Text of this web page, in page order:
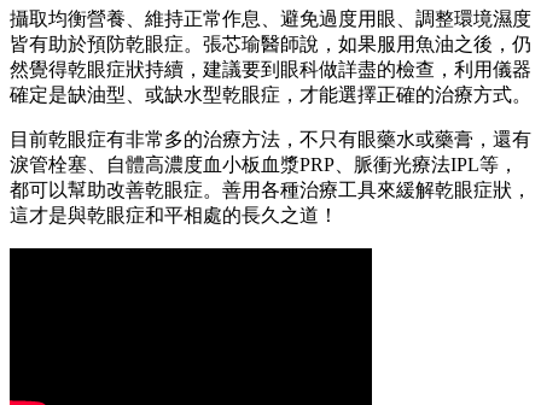
攝取均衡營養、維持正常作息、避免過度用眼、調整環境濕度
皆有助於預防乾眼症。張芯瑜醫師說，如果服用魚油之後，仍
然覺得乾眼症狀持續，建議要到眼科做詳盡的檢查，利用儀器
確定是缺油型、或缺水型乾眼症，才能選擇正確的治療方式。
目前乾眼症有非常多的治療方法，不只有眼藥水或藥膏，還有
淚管栓塞、自體高濃度血小板血漿PRP、脈衝光療法IPL等，
都可以幫助改善乾眼症。善用各種治療工具來緩解乾眼症狀，
這才是與乾眼症和平相處的長久之道！